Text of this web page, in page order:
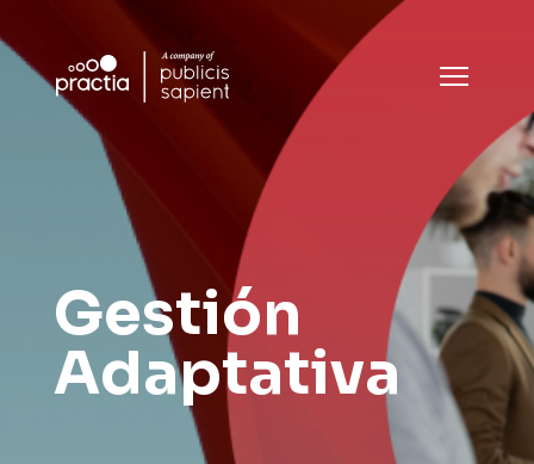
Gestión
Adaptativa